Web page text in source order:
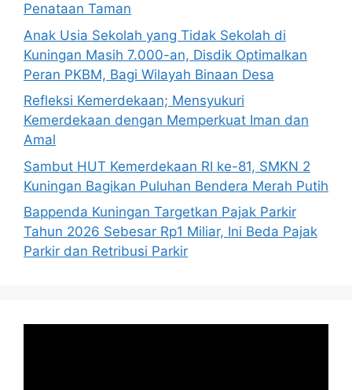
Penataan Taman
Anak Usia Sekolah yang Tidak Sekolah di
Kuningan Masih 7.000-an, Disdik Optimalkan
Peran PKBM, Bagi Wilayah Binaan Desa
Refleksi Kemerdekaan; Mensyukuri
Kemerdekaan dengan Memperkuat Iman dan
Amal
Sambut HUT Kemerdekaan RI ke-81, SMKN 2
Kuningan Bagikan Puluhan Bendera Merah Putih
Bappenda Kuningan Targetkan Pajak Parkir
Tahun 2026 Sebesar Rp1 Miliar, Ini Beda Pajak
Parkir dan Retribusi Parkir